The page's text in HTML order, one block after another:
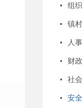
组
镇
人
财
社
安